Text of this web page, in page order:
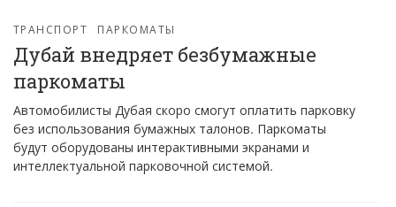
ТРАНСПОРТ ПАРКОМАТЫ
Дубай внедряет безбумажные
паркоматы
Автомобилисты Дубая скоро смогут оплатить парковку
без использования бумажных талонов. Паркоматы
будут оборудованы интерактивными экранами и
интеллектуальной парковочной системой.